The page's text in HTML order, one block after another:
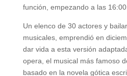
función, empezando a las 16:00.
Un elenco de 30 actores y
musicales, emprendió en
dar vida a esta versión
opera, el musical más famoso
basado en la novela gótica